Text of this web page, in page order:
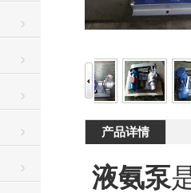
产品详情
液氨泵